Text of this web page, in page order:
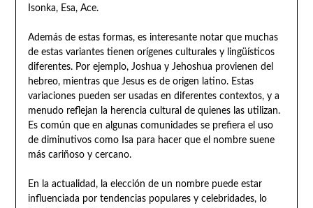
Isonka, Esa, Ace.
Además de estas formas, es interesante notar que muchas
de estas variantes tienen orígenes culturales y lingüísticos
diferentes. Por ejemplo, Joshua y Jehoshua provienen del
hebreo, mientras que Jesus es de origen latino. Estas
variaciones pueden ser usadas en diferentes contextos, y a
menudo reflejan la herencia cultural de quienes las utilizan.
Es común que en algunas comunidades se prefiera el uso
de diminutivos como Isa para hacer que el nombre suene
más cariñoso y cercano.
En la actualidad, la elección de un nombre puede estar
influenciada por tendencias populares y celebridades, lo